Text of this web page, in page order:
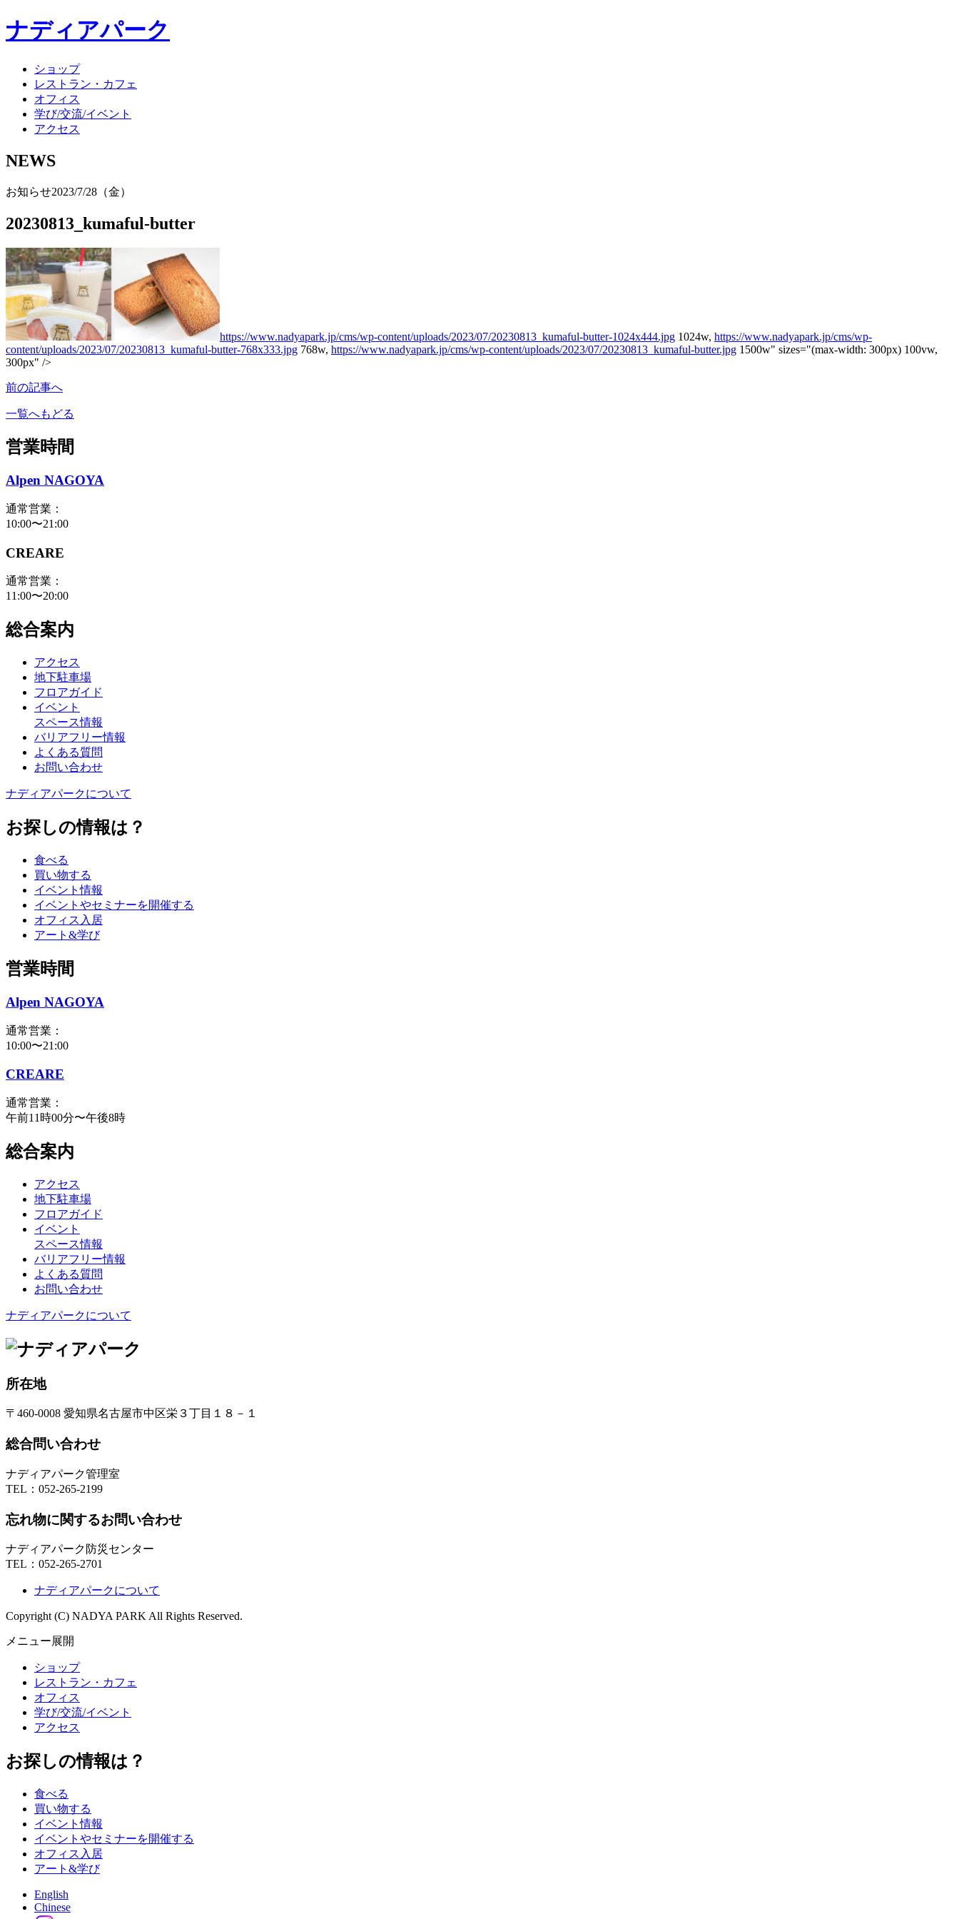
ナディアパーク
ショップ
レストラン・カフェ
オフィス
学び/交流/イベント
アクセス
NEWS
お知らせ2023/7/28（金）
20230813_kumaful-butter
https://www.nadyapark.jp/cms/wp-content/uploads/2023/07/20230813_kumaful-butter-1024x444.jpg 1024w, https://www.nadyapark.jp/cms/wp-
content/uploads/2023/07/20230813_kumaful-butter-768x333.jpg 768w, https://www.nadyapark.jp/cms/wp-content/uploads/2023/07/20230813_kumaful-butter.jpg 1500w" sizes="(max-width: 300px) 100vw,
300px" />
前の記事へ
一覧へもどる
営業時間
Alpen NAGOYA
通常営業：
10:00〜21:00
CREARE
通常営業：
11:00〜20:00
総合案内
アクセス
地下駐車場
フロアガイド
イベント
スペース情報
バリアフリー情報
よくある質問
お問い合わせ
ナディアパークについて
お探しの情報は？
食べる
買い物する
イベント情報
イベントやセミナーを開催する
オフィス入居
アート&学び
営業時間
Alpen NAGOYA
通常営業：
10:00〜21:00
CREARE
通常営業：
午前11時00分〜午後8時
総合案内
アクセス
地下駐車場
フロアガイド
イベント
スペース情報
バリアフリー情報
よくある質問
お問い合わせ
ナディアパークについて
所在地
〒460-0008 愛知県名古屋市中区栄３丁目１８－１
総合問い合わせ
ナディアパーク管理室
TEL： 052-265-2199
忘れ物に関するお問い合わせ
ナディアパーク防災センター
TEL： 052-265-2701
ナディアパークについて
Copyright (C) NADYA PARK All Rights Reserved.
メニュー展開
ショップ
レストラン・カフェ
オフィス
学び/交流/イベント
アクセス
お探しの情報は？
食べる
買い物する
イベント情報
イベントやセミナーを開催する
オフィス入居
アート&学び
English
Chinese